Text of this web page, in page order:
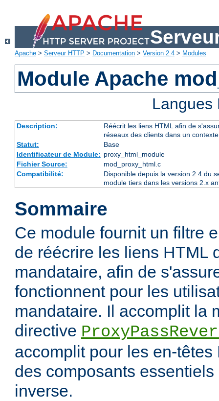
Apache > Serveur HTTP > Documentation > Version 2.4 > Modules
Module Apache
Description:
Réécrit les liens HTML afin de
réseaux des clients dans un
Statut:
Base
Identificateur de Module: proxy_html_module
Fichier Source:
mod_proxy_html.c
Compatibilité:
Disponible depuis la version 2.4 du
module tiers dans les versions 2.x
Sommaire
Ce module fournit un filtre
de réécrire les liens HTML
mandataire, afin de
fonctionnent pour les
mandataire. Il accomplit la
directive
accomplit pour les en-têtes
des composants
inverse.